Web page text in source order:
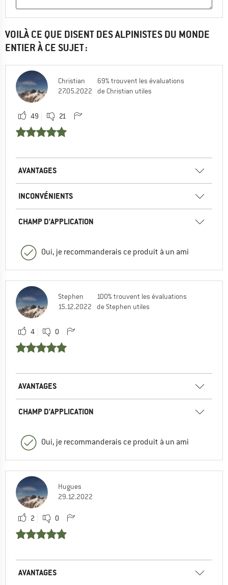
VOILÀ CE QUE DISENT DES ALPINISTES DU MONDE
ENTIER À CE SUJET :
Christian
27.05.2022
69% trouvent les évaluations
de Christian utiles
49 21
AVANTAGES
INCONVÉNIENTS
CHAMP D'APPLICATION
Oui, je recommanderais ce produit à un ami
Stephen
15.12.2022
100% trouvent les évaluations
de Stephen utiles
4 0
AVANTAGES
CHAMP D'APPLICATION
Oui, je recommanderais ce produit à un ami
Hugues
29.12.2022
2 0
AVANTAGES